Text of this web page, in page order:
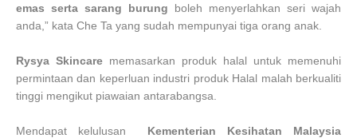
emas serta sarang burung boleh menyerlahkan seri wajah
anda,” kata Che Ta yang sudah mempunyai tiga orang anak.
Rysya Skincare memasarkan produk halal untuk memenuhi
permintaan dan keperluan industri produk Halal malah berkualiti
tinggi mengikut piawaian antarabangsa.
Mendapat kelulusan Kementerian Kesihatan Malaysia